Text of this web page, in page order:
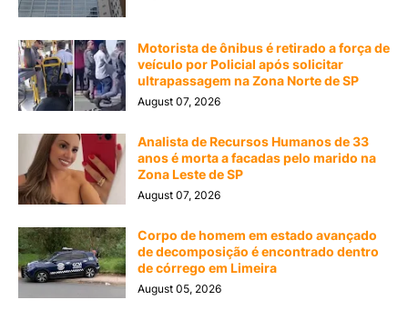
Motorista de ônibus é retirado a força de
veículo por Policial após solicitar
ultrapassagem na Zona Norte de SP
August 07, 2026
Analista de Recursos Humanos de 33
anos é morta a facadas pelo marido na
Zona Leste de SP
August 07, 2026
Corpo de homem em estado avançado
de decomposição é encontrado dentro
de córrego em Limeira
August 05, 2026